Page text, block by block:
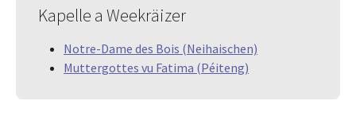
Kapelle a Weekräizer
Notre-Dame des Bois (Neihaischen)
Muttergottes vu Fatima (Péiteng)